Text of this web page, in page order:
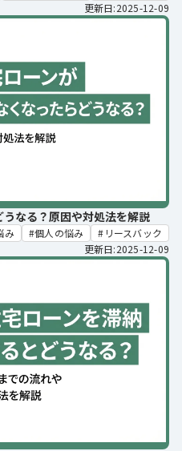
更新日:2025-12-09
なる？原因や対処法を解説
み 個人の悩み
リースバック
更新日:2025-12-09